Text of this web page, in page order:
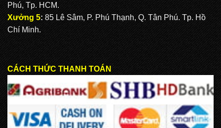
Phú, Tp. HCM.
Xưởng 5: 85 Lê Sâm, P. Phú Thạnh, Q. Tân Phú. Tp. Hồ
Chí Minh.
CÁCH THỨC THANH TOÁN